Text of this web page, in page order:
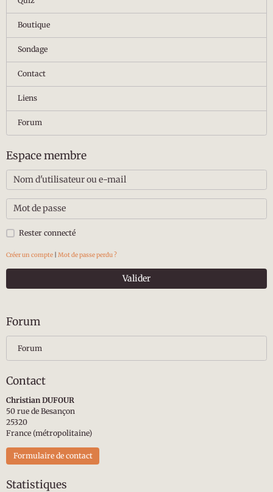
Boutique
Sondage
Contact
Liens
Forum
Espace membre
Rester connecté
Créer un compte | Mot de passe perdu ?
Valider
Forum
Forum
Contact
Christian DUFOUR
50 rue de Besançon
25320
France (métropolitaine)
Formulaire de contact
Statistiques